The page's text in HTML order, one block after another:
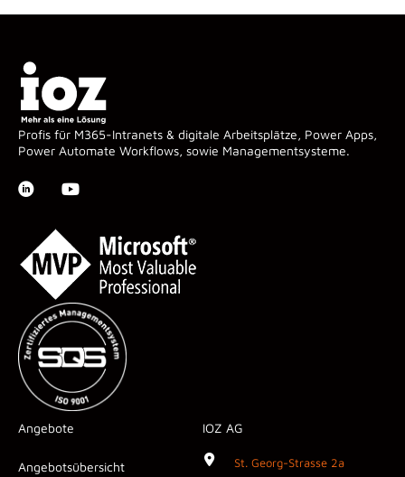
Profis für M365-Intranets & digitale Arbeitsplätze, Power Apps,
Power Automate Workflows, sowie Managementsysteme.
Angebote
Angebotsübersicht
IOZ AG
St. Georg-Strasse 2a